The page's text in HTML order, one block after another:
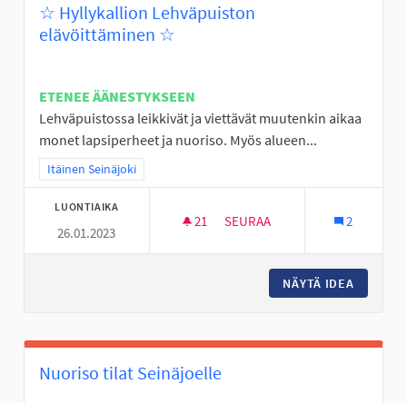
☆ Hyllykallion Lehväpuiston
elävöittäminen ☆
ETENEE ÄÄNESTYKSEEN
Lehväpuistossa leikkivät ja viettävät muutenkin aikaa
monet lapsiperheet ja nuoriso. Myös alueen...
Rajaa tulokset teeman mukaan: Itäinen Seinäjoki
Itäinen Seinäjoki
LUONTIAIKA
26.01.2023
21 21 SEURAAJAA
SEURAA 2
NÄYTÄ IDEA
Nuoriso tilat Seinäjoelle